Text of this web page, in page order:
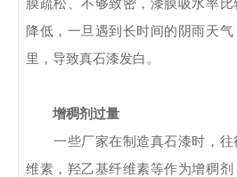
降低，一旦遇到长时间的阴雨天
里，导致真石漆发白。
增稠剂过量
一些厂家在制造真石漆时，往
维素，羟乙基纤维素等作为增稠